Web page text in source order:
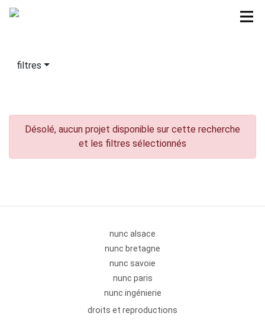
filtres
Désolé, aucun projet disponible sur cette recherche
et les filtres sélectionnés
nunc alsace
nunc bretagne
nunc savoie
nunc paris
nunc ingénierie
droits et reproductions